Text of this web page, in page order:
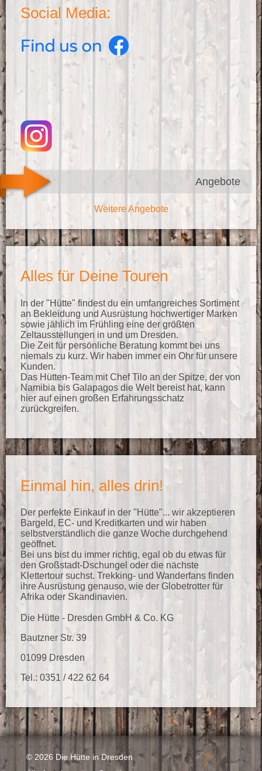
Social Media:
Angebote
Weitere Angebote
Alles für Deine Touren
In der "Hütte" findest du ein umfangreiches Sortiment
an Bekleidung und Ausrüstung hochwertiger Marken
sowie jählich im Frühling eine der größten
Zeltausstellungen in und um Dresden.
Die Zeit für persönliche Beratung kommt bei uns
niemals zu kurz. Wir haben immer ein Ohr für unsere
Kunden.
Das Hütten-Team mit Chef Tilo an der Spitze, der von
Namibia bis Galapagos die Welt bereist hat, kann
hier auf einen großen Erfahrungsschatz
zurückgreifen.
Einmal hin, alles drin!
Der perfekte Einkauf in der "Hütte"... wir akzeptieren
Bargeld, EC- und Kreditkarten und wir haben
selbstverständlich die ganze Woche durchgehend
geöffnet.
Bei uns bist du immer richtig, egal ob du etwas für
den Großstadt-Dschungel oder die nächste
Klettertour suchst. Trekking- und Wanderfans finden
ihre Ausrüstung genauso, wie der Globetrotter für
Afrika oder Skandinavien.
Die Hütte - Dresden GmbH & Co. KG
Bautzner Str. 39
01099 Dresden
Tel.: 0351 / 422 62 64
© 2026 Die Hütte in Dresden